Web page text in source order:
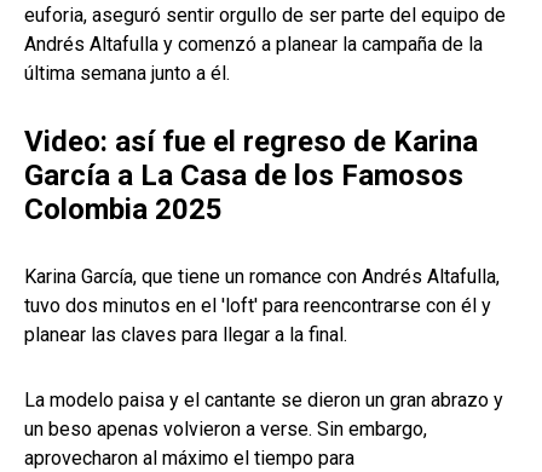
euforia, aseguró sentir orgullo de ser parte del equipo de
Andrés Altafulla y comenzó a planear la campaña de la
última semana junto a él.
Video: así fue el regreso de Karina
García a La Casa de los Famosos
Colombia 2025
Karina García, que tiene un romance con Andrés Altafulla,
tuvo dos minutos en el 'loft' para reencontrarse con él y
planear las claves para llegar a la final.
La modelo paisa y el cantante se dieron un gran abrazo y
un beso apenas volvieron a verse. Sin embargo,
aprovecharon al máximo el tiempo para